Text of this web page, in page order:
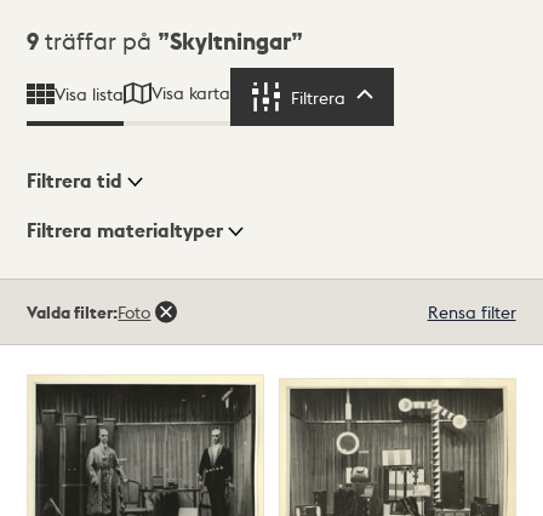
Sökresultat
9 träffar på Skyltningar
Visa lista Visa karta Filtrera
Visningsläge
Filtrera tid
Filtrera materialtyper
träffar
Valda filter:Foto Rensa filter